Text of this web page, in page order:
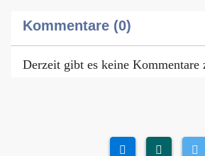
Kommentare (0)
Derzeit gibt es keine Kommentare